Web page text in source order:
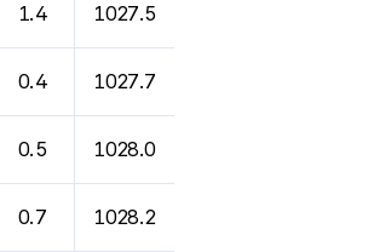
1.4 1027.5
0.4 1027.7
0.5 1028.0
0.7 1028.2